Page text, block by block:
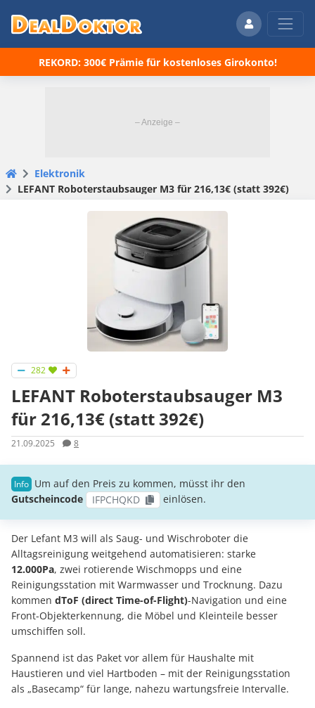
REKORD: 300€ Prämie für kostenloses Girokonto!
Elektronik
LEFANT Roboterstaubsauger M3 für 216,13€ (statt 392€)
282
LEFANT Roboterstaubsauger M3
für 216,13€ (statt 392€)
21.09.2025 8
Um auf den Preis zu kommen, müsst ihr den
Gutscheincode
IFPCHQKD einlösen.
Der Lefant M3 will als Saug- und Wischroboter die
Alltagsreinigung weitgehend automatisieren: starke
12.000Pa, zwei rotierende Wischmopps und eine
Reinigungsstation mit Warmwasser und Trocknung. Dazu
kommen dToF (direct Time-of-Flight)-Navigation und eine
Front-Objekterkennung, die Möbel und Kleinteile besser
umschiffen soll.
Spannend ist das Paket vor allem für Haushalte mit
Haustieren und viel Hartboden – mit der Reinigungsstation
als „Basecamp“ für lange, nahezu wartungsfreie Intervalle.